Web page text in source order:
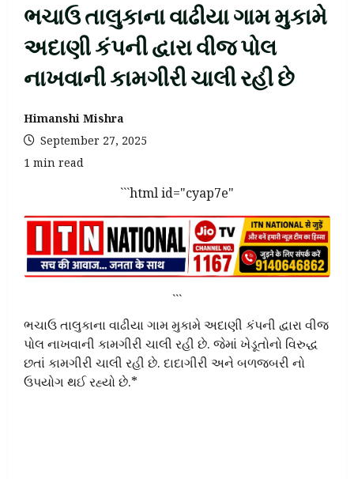
ભચાઉ તાલુકાના વાઢીયા ગામ મુકામે
અદાણી કંપની દ્વારા વીજ પોલ
નાખવાની કામગીરી ચાલી રહી છે
Himanshi Mishra
September 27, 2025
1 min read
```html id="cyap7e"
```
ભચાઉ તાલુકાના વાઢીયા ગામ મુકામે અદાણી કંપની દ્વારા વીજ
પોલ નાખવાની કામગીરી ચાલી રહી છે. જેમાં ખેડૂતોનો વિરુદ્ધ
છતાં કામગીરી ચાલી રહી છે. દાદાગીરી અને બળજબરી નો
ઉપયોગ થઈ રહ્યો છે.*